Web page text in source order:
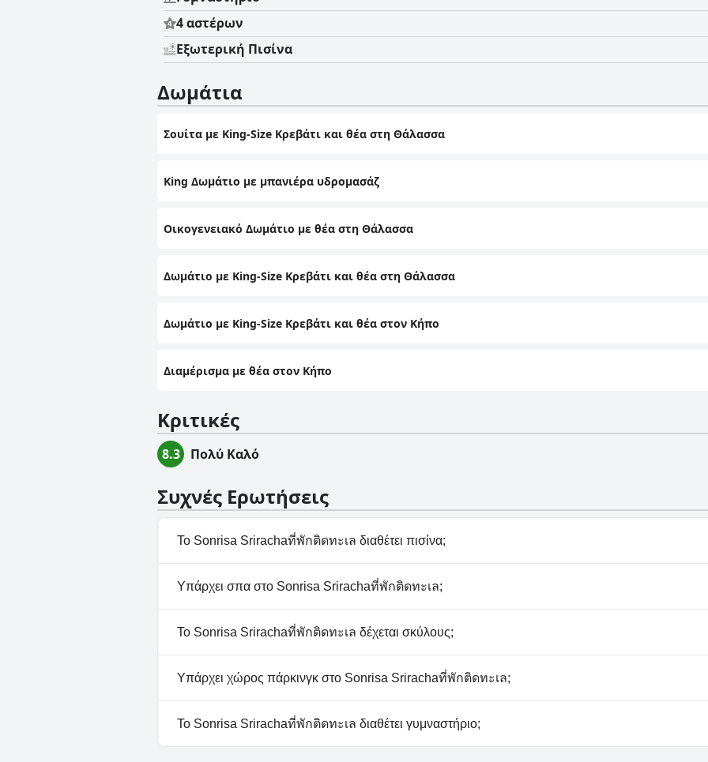
4 αστέρων
Εξωτερική Πισίνα
Δωμάτια
Σουίτα με King-Size Κρεβάτι και θέα στη Θάλασσα
King Δωμάτιο με μπανιέρα υδρομασάζ
Οικογενειακό Δωμάτιο με θέα στη Θάλασσα
Δωμάτιο με King-Size Κρεβάτι και θέα στη Θάλασσα
Δωμάτιο με King-Size Κρεβάτι και θέα στον Κήπο
Διαμέρισμα με θέα στον Κήπο
Κριτικές
8.3 Πολύ Καλό
Συχνές Ερωτήσεις
Το Sonrisa Srirachaที่พักติดทะเล διαθέτει πισίνα;
Ναι, το Sonrisa Srirachaที่พักติดทะเล διαθέτει πισίνα/πισίνες που ανήκουν σε μία ή
κατηγορίες: Εξωτερική Πισίνα.
Υπάρχει σπα στο Sonrisa Srirachaที่พักติดทะเล;
Όχι, το Sonrisa Srirachaที่พักติดทะเล δεν διαθέτει σπα.
Το Sonrisa Srirachaที่พักติดทะเล δέχεται σκύλους;
Όχι, το Sonrisa Srirachaที่พักติดทะเล δεν δέχεται σκύλους.
Υπάρχει χώρος πάρκινγκ στο Sonrisa Srirachaที่พักติดทะเล;
Ναι, υπάρχουν εγκαταστάσεις πάρκινγκ στο Sonrisa Srirachaที่พักติดทะเล.
Το Sonrisa Srirachaที่พักติดทะเล διαθέτει γυμναστήριο;